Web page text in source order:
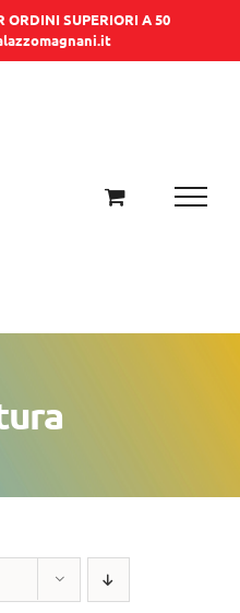
ORDINI SUPERIORI A 50